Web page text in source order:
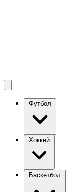
Футбол
Хоккей
Баскетбол